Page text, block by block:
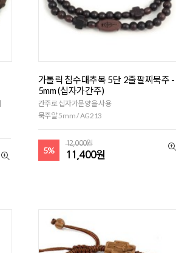
가톨릭 침수대추목 5단 2줄팔찌묵주 -
5mm (십자가간주)
간주로 십자가문양을 사용
묵주알 5mm / AG213
5%
12,000원
11,400원